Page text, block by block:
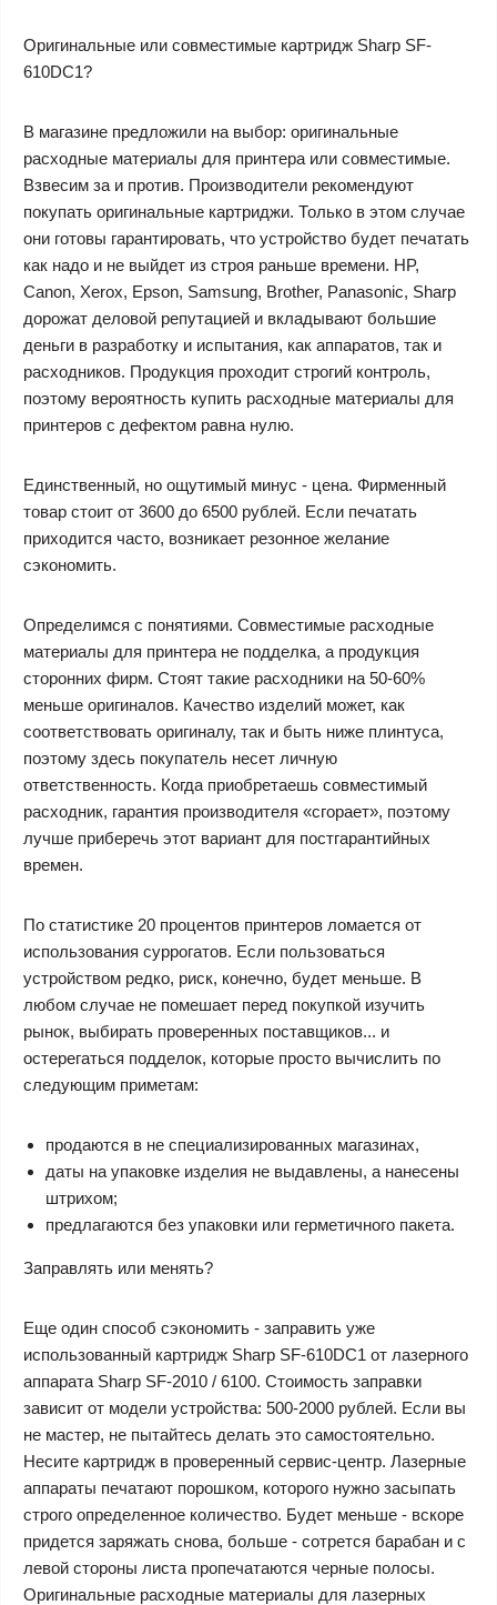
Оригинальные или совместимые картридж Sharp SF-
610DC1?
В магазине предложили на выбор: оригинальные
расходные материалы для принтера или совместимые.
Взвесим за и против. Производители рекомендуют
покупать оригинальные картриджи. Только в этом случае
они готовы гарантировать, что устройство будет печатать
как надо и не выйдет из строя раньше времени. HP,
Canon, Xerox, Epson, Samsung, Brother, Panasonic, Sharp
дорожат деловой репутацией и вкладывают большие
деньги в разработку и испытания, как аппаратов, так и
расходников. Продукция проходит строгий контроль,
поэтому вероятность купить расходные материалы для
принтеров с дефектом равна нулю.
Единственный, но ощутимый минус - цена. Фирменный
товар стоит от 3600 до 6500 рублей. Если печатать
приходится часто, возникает резонное желание
сэкономить.
Определимся с понятиями. Совместимые расходные
материалы для принтера не подделка, а продукция
сторонних фирм. Стоят такие расходники на 50-60%
меньше оригиналов. Качество изделий может, как
соответствовать оригиналу, так и быть ниже плинтуса,
поэтому здесь покупатель несет личную
ответственность. Когда приобретаешь совместимый
расходник, гарантия производителя «сгорает», поэтому
лучше приберечь этот вариант для постгарантийных
времен.
По статистике 20 процентов принтеров ломается от
использования суррогатов. Если пользоваться
устройством редко, риск, конечно, будет меньше. В
любом случае не помешает перед покупкой изучить
рынок, выбирать проверенных поставщиков... и
остерегаться подделок, которые просто вычислить по
следующим приметам:
продаются в не специализированных магазинах,
даты на упаковке изделия не выдавлены, а нанесены
штрихом;
предлагаются без упаковки или герметичного пакета.
Заправлять или менять?
Еще один способ сэкономить - заправить уже
использованный картридж Sharp SF-610DC1 от лазерного
аппарата Sharp SF-2010 / 6100. Стоимость заправки
зависит от модели устройства: 500-2000 рублей. Если вы
не мастер, не пытайтесь делать это самостоятельно.
Несите картридж в проверенный сервис-центр. Лазерные
аппараты печатают порошком, которого нужно засыпать
строго определенное количество. Будет меньше - вскоре
придется заряжать снова, больше - сотрется барабан и с
левой стороны листа пропечатаются черные полосы.
Оригинальные расходные материалы для лазерных